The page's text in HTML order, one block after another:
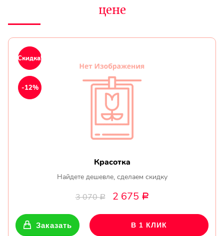
цене
Красотка
Найдете дешевле, сделаем скидку
3 070Р 2 675 Р
Скидка!
-12%
Заказать В 1 КЛИК